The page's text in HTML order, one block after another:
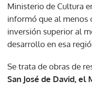
Ministerio de Cultura
informó que al menos
inversión superior al
desarrollo en esa
Se trata de obras de
San José de David, el